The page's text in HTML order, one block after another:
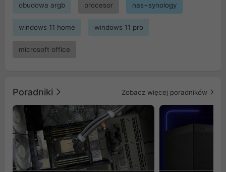
obudowa argb procesor nas+synology
windows 11 home windows 11 pro
microsoft office
Poradniki Zobacz więcej poradników